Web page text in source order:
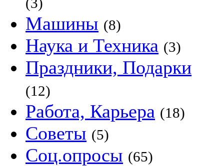
Машины (8)
Наука и Техника (3)
Праздники, Подарки
(12)
Работа, Карьера (18)
Советы (5)
Соц.опросы (65)